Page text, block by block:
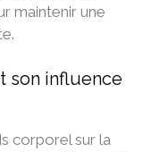
maintenir une
son influence
corporel sur la